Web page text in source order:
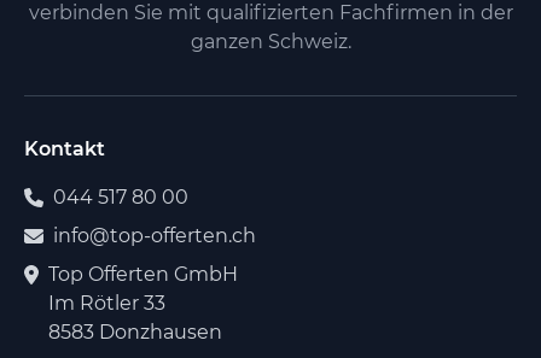
verbinden Sie mit qualifizierten Fachfirmen in der
ganzen Schweiz.
Kontakt
044 517 80 00
info@top-offerten.ch
Top Offerten GmbH
Im Rötler 33
8583 Donzhausen